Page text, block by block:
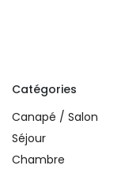
Catégories
Canapé / Salon
Séjour
Chambre